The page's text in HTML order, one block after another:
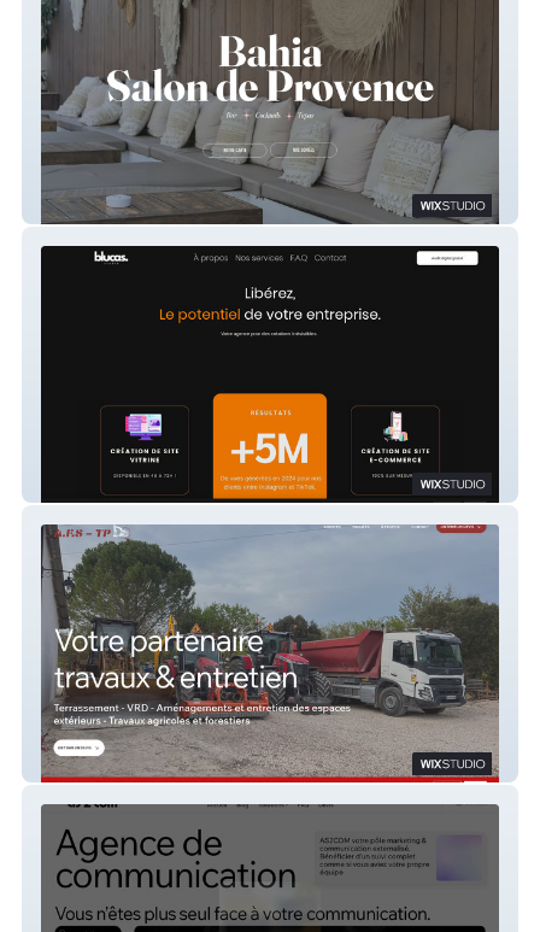
Bahia Salon de Provence
AFSTP